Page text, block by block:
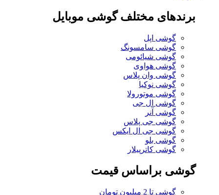
برندهای مختلف گوشی موبایل
گوشی اپل
گوشی سامسونگ
گوشی شیائومی
گوشی هواوی
گوشی وان پلاس
گوشی نوکیا
گوشی موتورولا
گوشی ال جی
گوشی آنر
گوشی جی پلاس
گوشی جی ال ایکس
گوشی بلو
گوشی کاترپیلار
گوشی براساس قیمت
گوشی تا 2 میلیون تومان